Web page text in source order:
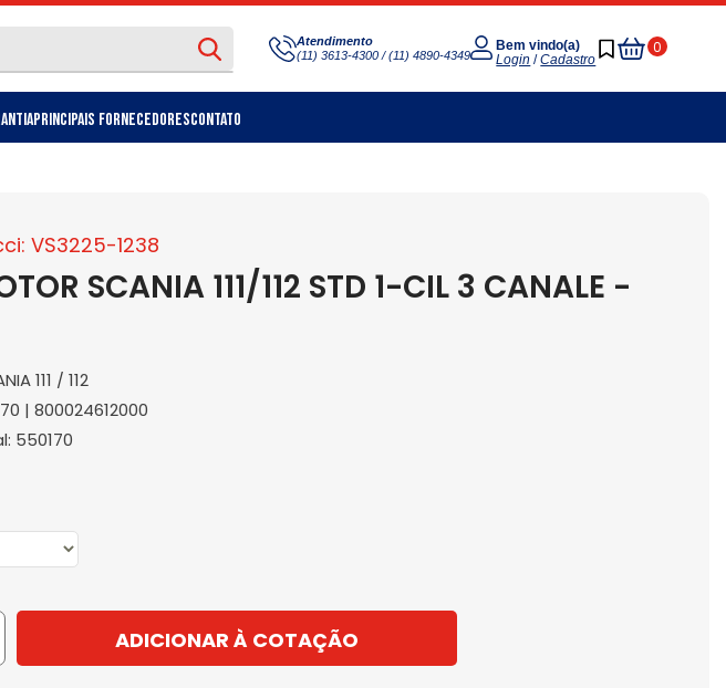
Atendimento
(11) 3613-4300 / (11) 4890-4349
Bem vindo(a)
Login /Cadastro
0
Meu
Carrinho
Principais FornecedoresContato
VS3225-1238
SCANIA 111/112 STD 1-CIL 3 CANALE -
111 / 112
| 800024612000
550170
ADICIONAR À COTAÇÃO